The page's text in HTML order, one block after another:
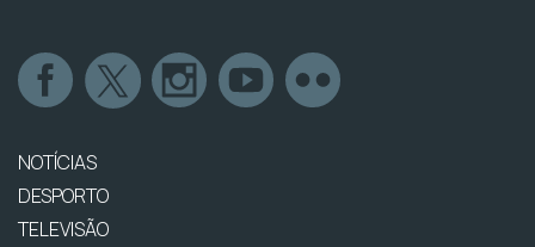
NOTÍCIAS
DESPORTO
TELEVISÃO